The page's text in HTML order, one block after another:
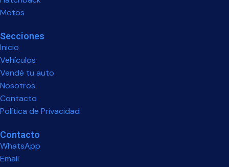
Motos
Secciones
Inicio
Vehículos
Vendé tu auto
Nosotros
Contacto
Política de Privacidad
Contacto
WhatsApp
Email